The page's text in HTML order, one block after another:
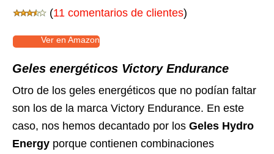
(11 comentarios de clientes)
Ver en Amazon
Geles energéticos Victory Endurance
Otro de los geles energéticos que no podían faltar
son los de la marca Victory Endurance. En este
caso, nos hemos decantado por los Geles Hydro
Energy porque contienen combinaciones